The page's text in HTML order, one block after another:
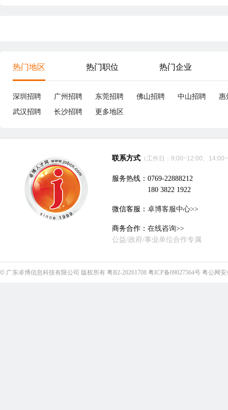
热门地区 热门职位 热门企业
深圳招聘 广州招聘 东莞招聘 佛山招聘 中山招聘
惠
武汉招聘
长沙招聘 更多地区
联系方式 （工作日：9:00~12:00、
服务热线：0769-22888212
180 3822 1922
微信客服： 卓博客服中心>>
商务合作： 在线咨询>>
公益/政府/事业单位合作专属
© 广东卓博信息科技有限公司 版权所有 粤B2-20261708 粤ICP备09027564号 粤公网安